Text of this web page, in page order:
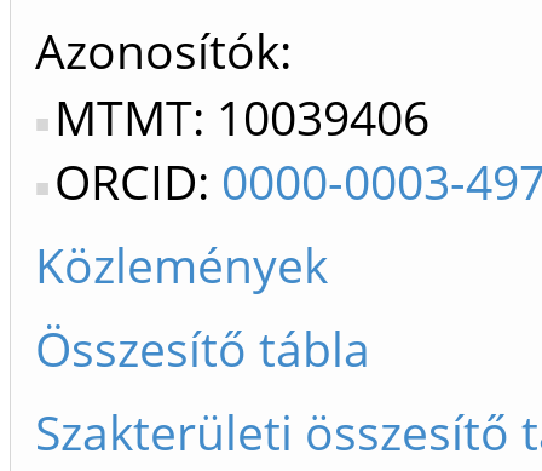
Azonosítók
MTMT: 10039406
ORCID: 0000-0003-
Közlemények
Összesítő tábla
Szakterületi összesítő